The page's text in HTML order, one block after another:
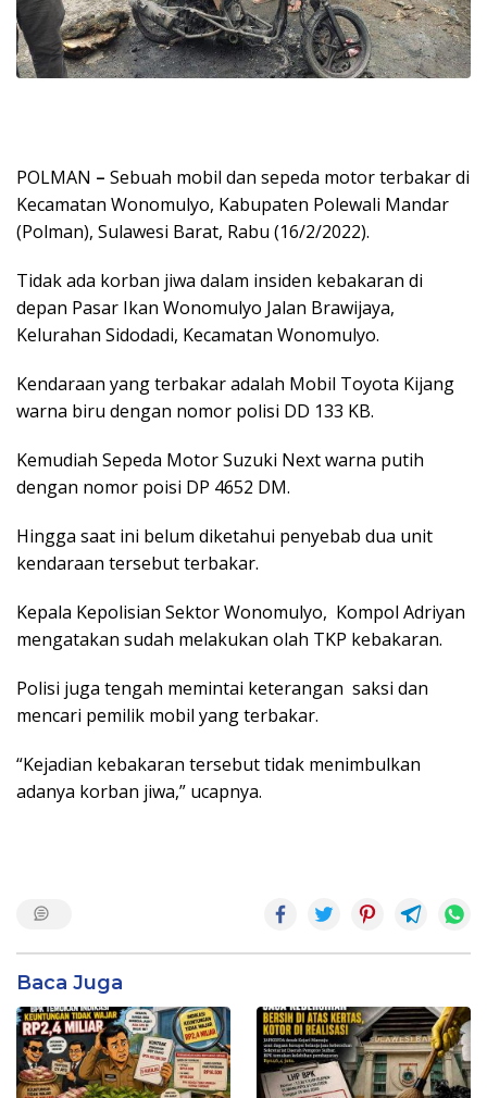
POLMAN – Sebuah mobil dan sepeda motor terbakar di
Kecamatan Wonomulyo, Kabupaten Polewali Mandar
(Polman), Sulawesi Barat, Rabu (16/2/2022).
Tidak ada korban jiwa dalam insiden kebakaran di
depan Pasar Ikan Wonomulyo Jalan Brawijaya,
Kelurahan Sidodadi, Kecamatan Wonomulyo.
Kendaraan yang terbakar adalah Mobil Toyota Kijang
warna biru dengan nomor polisi DD 133 KB.
Kemudiah Sepeda Motor Suzuki Next warna putih
dengan nomor poisi DP 4652 DM.
Hingga saat ini belum diketahui penyebab dua unit
kendaraan tersebut terbakar.
Kepala Kepolisian Sektor Wonomulyo, Kompol Adriyan
mengatakan sudah melakukan olah TKP kebakaran.
Polisi juga tengah memintai keterangan saksi dan
mencari pemilik mobil yang terbakar.
“Kejadian kebakaran tersebut tidak menimbulkan
adanya korban jiwa,” ucapnya.
Baca Juga